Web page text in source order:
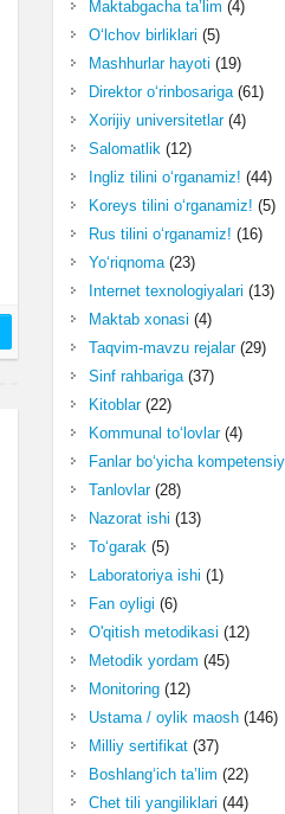
Maktabgacha ta’lim (4)
O‘lchov birliklari (5)
Mashhurlar hayoti (19)
Direktor o‘rinbosariga(61)
Xorijiy universitetlar(4)
Salomatlik(12)
Ingliz tilini o‘rganamiz! (44)
Koreys tilini o‘rganamiz! (5)
Rus tilini o‘rganamiz! (16)
Yo‘riqnoma(23)
Internet texnologiyalari (13)
Maktab xonasi (4)
Taqvim-mavzu rejalar(29)
Sinf rahbariga(37)
Kitoblar(22)
Kommunal to‘lovlar(4)
Fanlar bo‘yicha
Tanlovlar(28)
Nazorat ishi (13)
To‘garak(5)
Laboratoriya ishi (1)
Fan oyligi (6)
O'qitish metodikasi (12)
Metodik yordam (45)
Monitoring(12)
Ustama / oylik maosh(146)
Milliy sertifikat(37)
Boshlang‘ich ta’lim (22)
Chet tili yangiliklari (44)